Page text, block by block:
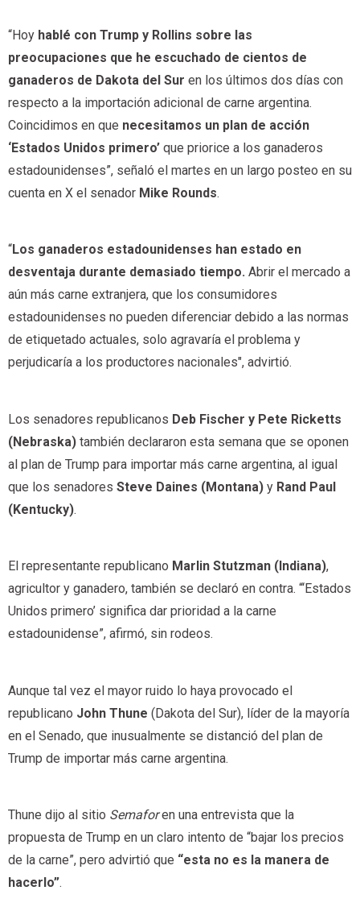
“Hoy hablé con Trump y Rollins sobre las
preocupaciones que he escuchado de cientos de
ganaderos de Dakota del Sur en los últimos dos días con
respecto a la importación adicional de carne argentina.
Coincidimos en que necesitamos un plan de acción
‘Estados Unidos primero’ que priorice a los ganaderos
estadounidenses”, señaló el martes en un largo posteo en su
cuenta en X el senador Mike Rounds.
“Los ganaderos estadounidenses han estado en
desventaja durante demasiado tiempo. Abrir el mercado a
aún más carne extranjera, que los consumidores
estadounidenses no pueden diferenciar debido a las normas
de etiquetado actuales, solo agravaría el problema y
perjudicaría a los productores nacionales", advirtió.
Los senadores republicanos Deb Fischer y Pete Ricketts
(Nebraska) también declararon esta semana que se oponen
al plan de Trump para importar más carne argentina, al igual
que los senadores Steve Daines (Montana) y Rand Paul
(Kentucky).
El representante republicano Marlin Stutzman (Indiana),
agricultor y ganadero, también se declaró en contra. “‘Estados
Unidos primero’ significa dar prioridad a la carne
estadounidense”, afirmó, sin rodeos.
Aunque tal vez el mayor ruido lo haya provocado el
republicano John Thune (Dakota del Sur), líder de la mayoría
en el Senado, que inusualmente se distanció del plan de
Trump de importar más carne argentina.
Thune dijo al sitio Semaforen una entrevista que la
propuesta de Trump en un claro intento de “bajar los precios
de la carne”, pero advirtió que “esta no es la manera de
hacerlo”.